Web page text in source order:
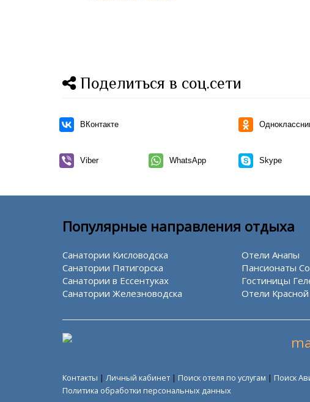
Поделиться в соц.сети
ВКонтакте
Viber WhatsApp Skype
Популярные направления отдыха
Санатории Кисловодска
Санатории Пятигорска
Санатории в Ессентуках
Санатории Железноводска
Отели Анапы
Пансионаты
Гостиницы
Отели
Контакты | Личный кабинет| Поиск отеля по услугам | Поиск
Политика обработки персональных данных